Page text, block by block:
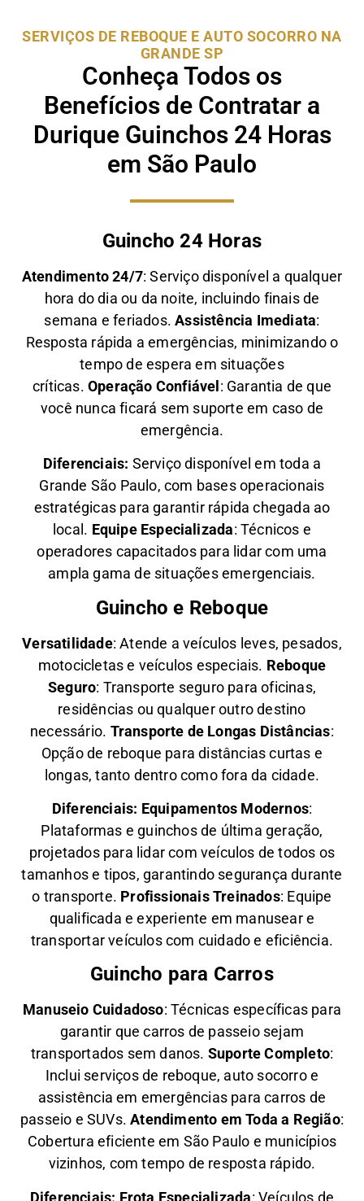
SERVIÇOS DE REBOQUE E AUTO SOCORRO NA
GRANDE SP
Conheça Todos os
Benefícios de Contratar a
Durique Guinchos 24 Horas
em São Paulo
Guincho 24 Horas
Atendimento 24/7: Serviço disponível a qualquer
hora do dia ou da noite, incluindo finais de
semana e feriados.Assistência Imediata:
Resposta rápida a emergências, minimizando o
tempo de espera em situações
críticas. Operação Confiável: Garantia de que
você nunca ficará sem suporte em caso de
emergência.
Diferenciais: Serviço disponível em toda a
Grande São Paulo, com bases operacionais
estratégicas para garantir rápida chegada ao
local. Equipe Especializada: Técnicos e
operadores capacitados para lidar com uma
ampla gama de situações emergenciais.
Guincho e Reboque
Versatilidade:Atende a veículos leves, pesados,
motocicletas e veículos especiais. Reboque
Seguro: Transporte seguro para oficinas,
residências ou qualquer outro destino
necessário. Transporte de Longas Distâncias:
Opção de reboque para distâncias curtas e
longas, tanto dentro como fora da cidade.
Diferenciais: Equipamentos Modernos:
Plataformas e guinchos de última geração,
projetados para lidar com veículos de todos os
tamanhos e tipos, garantindo segurança durante
o transporte. Profissionais Treinados: Equipe
qualificada e experiente em manusear e
transportar veículos com cuidado e eficiência.
Guincho para Carros
Manuseio Cuidadoso: Técnicas específicas para
garantir que carros de passeio sejam
transportados sem danos. Suporte Completo:
Inclui serviços de reboque, auto socorro e
assistência em emergências para carros de
passeio e SUVs.Atendimento em Toda a Região:
Cobertura eficiente em São Paulo e municípios
vizinhos, com tempo de resposta rápido.
Diferenciais: Frota Especializada: Veículos de